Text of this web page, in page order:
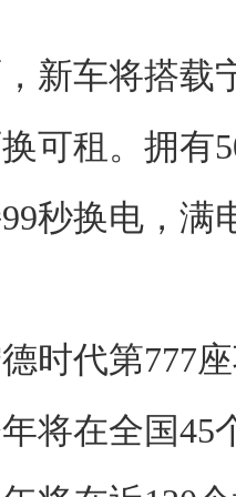
新车将搭载
可租。拥有
秒换电，满
时代第777
将在全国45